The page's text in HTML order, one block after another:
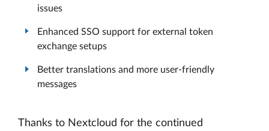
issues
Enhanced SSO support for external token
exchange setups
Better translations and more user-friendly
messages
Thanks to Nextcloud for the continued